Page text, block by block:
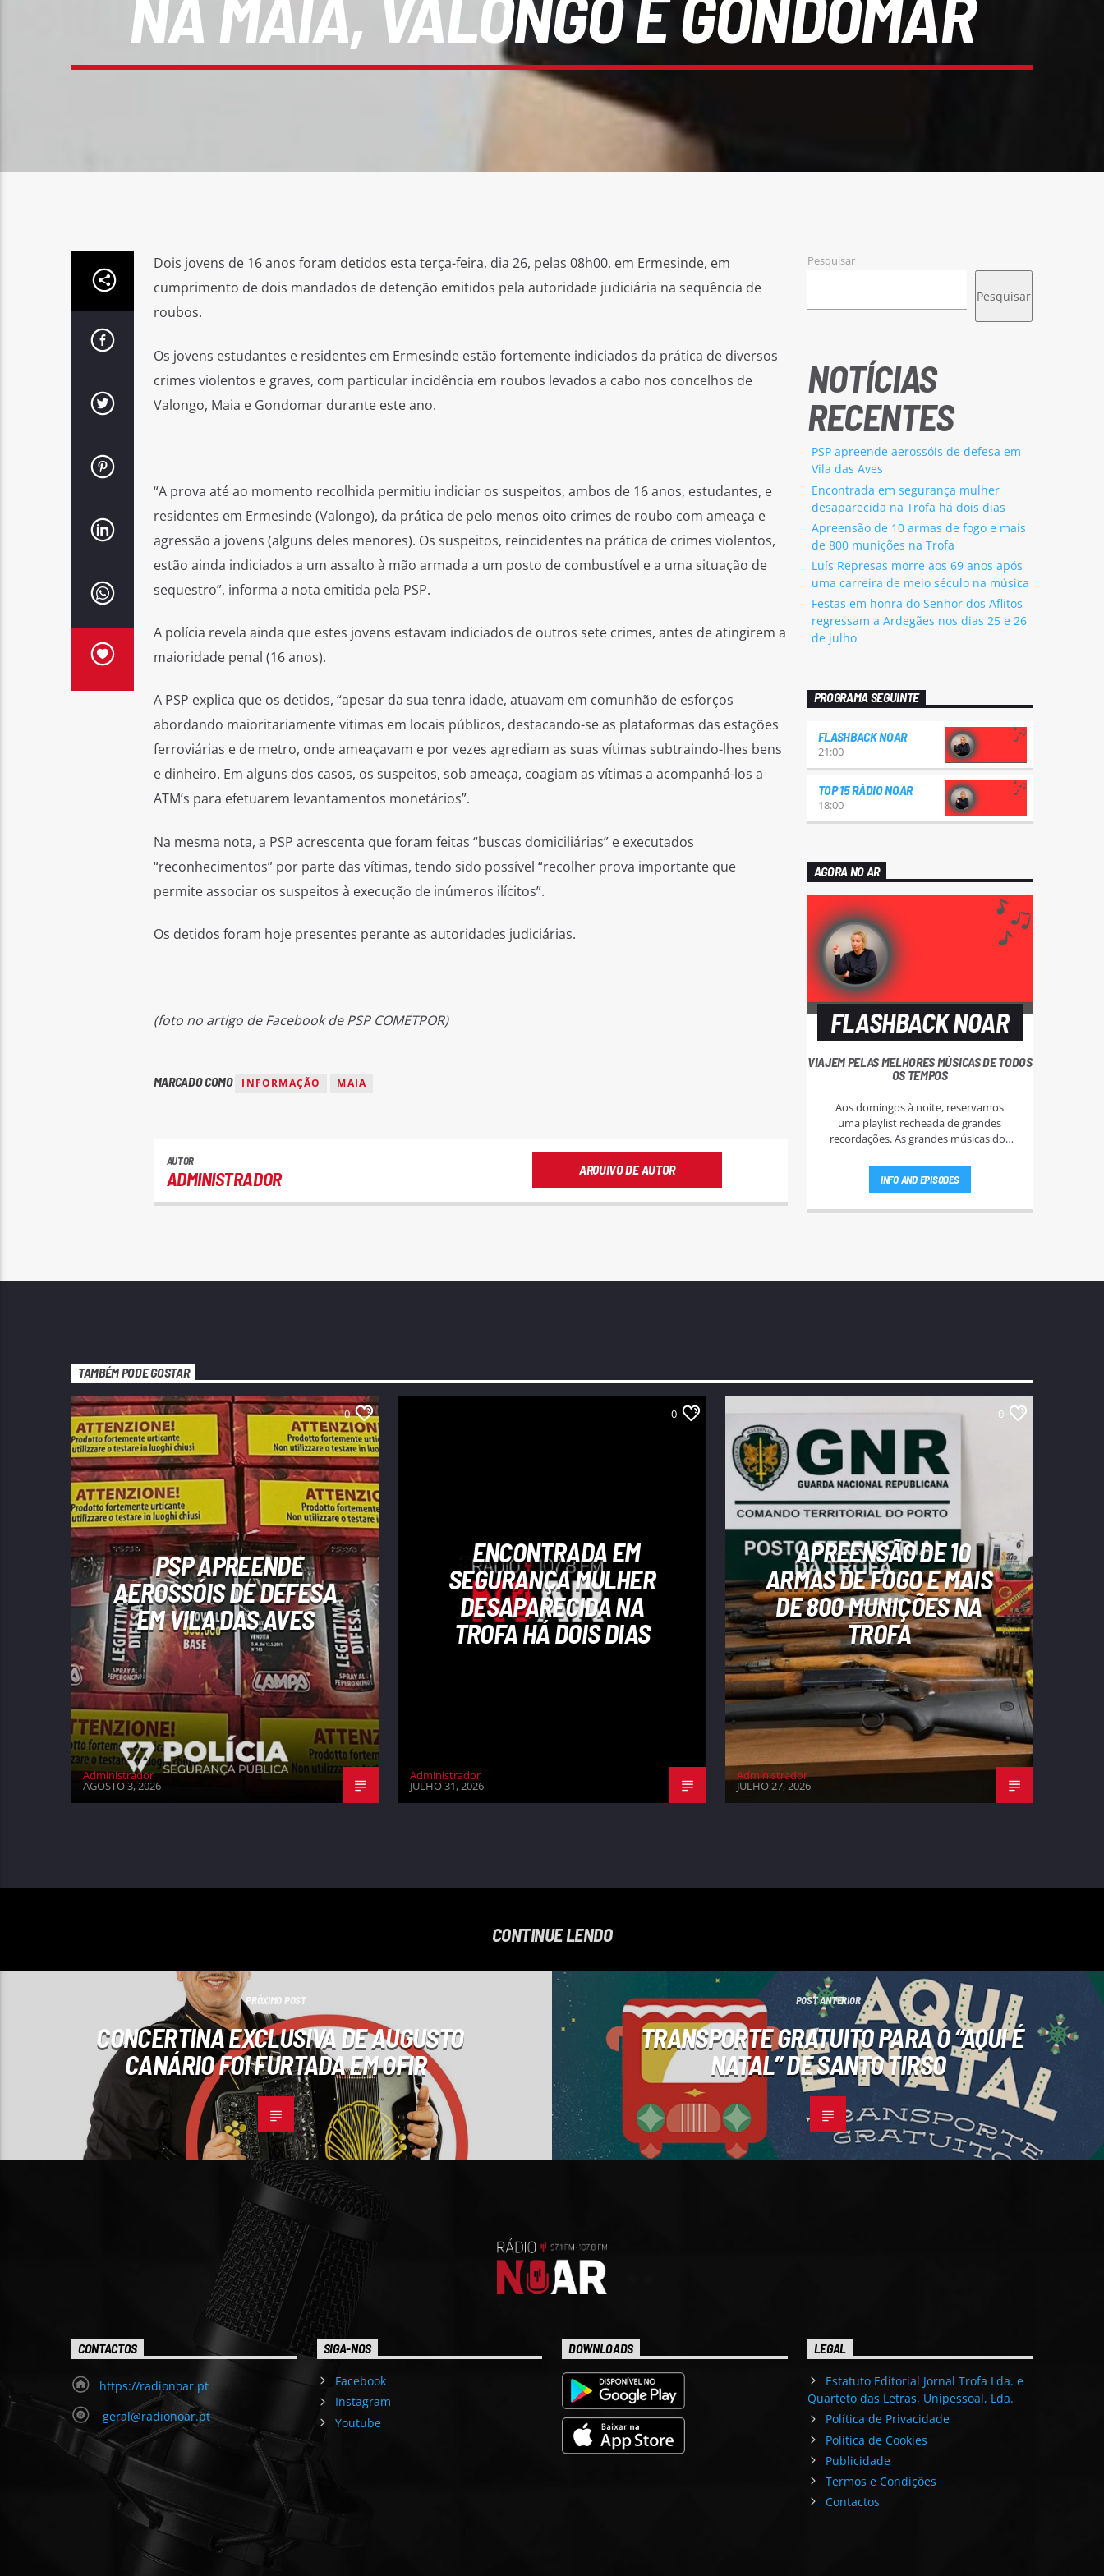
Dois jovens de 16 anos foram detidos esta terça-feira, dia 26, pelas 08h00, em Ermesinde, em
cumprimento de dois mandados de detenção emitidos pela autoridade judiciária na sequência de
roubos.
Os jovens estudantes e residentes em Ermesinde estão fortemente indiciados da prática de diversos
crimes violentos e graves, com particular incidência em roubos levados a cabo nos concelhos de
Valongo, Maia e Gondomar durante este ano.
“A prova até ao momento recolhida permitiu indiciar os suspeitos, ambos de 16 anos, estudantes, e
residentes em Ermesinde (Valongo), da prática de pelo menos oito crimes de roubo com ameaça e
agressão a jovens (alguns deles menores). Os suspeitos, reincidentes na prática de crimes violentos,
estão ainda indiciados a um assalto à mão armada a um posto de combustível e a uma situação de
sequestro”, informa a nota emitida pela PSP.
A polícia revela ainda que estes jovens estavam indiciados de outros sete crimes, antes de atingirem a
maioridade penal (16 anos).
A PSP explica que os detidos, “apesar da sua tenra idade, atuavam em comunhão de esforços
abordando maioritariamente vitimas em locais públicos, destacando-se as plataformas das estações
ferroviárias e de metro, onde ameaçavam e por vezes agrediam as suas vítimas subtraindo-lhes bens
e dinheiro. Em alguns dos casos, os suspeitos, sob ameaça, coagiam as vítimas a acompanhá-los a
ATM’s para efetuarem levantamentos monetários”.
Na mesma nota, a PSP acrescenta que foram feitas “buscas domiciliárias” e executados
“reconhecimentos” por parte das vítimas, tendo sido possível “recolher prova importante que
permite associar os suspeitos à execução de inúmeros ilícitos”.
Os detidos foram hoje presentes perante as autoridades judiciárias.
(foto no artigo de Facebook de PSP COMETPOR)
MARCADO COMO INFORMAÇÃO MAIA
AUTOR
ADMINISTRADOR ARQUIVO DE AUTOR
Pesquisar
Pesquisar
NOTÍCIAS
RECENTES
PSP apreende aerossóis de defesa em
Vila das Aves
Encontrada em segurança mulher
desaparecida na Trofa há dois dias
Apreensão de 10 armas de fogo e mais
de 800 munições na Trofa
Luís Represas morre aos 69 anos após
uma carreira de meio século na música
Festas em honra do Senhor dos Aflitos
regressam a Ardegães nos dias 25 e 26
de julho
PROGRAMA SEGUINTE
FLASHBACK NOAR
21:00
TOP 15 RÁDIO NOAR
18:00
AGORA NO AR
FLASHBACK NOAR
VIAJEM PELAS MELHORES MÚSICAS DE TODOS
OS TEMPOS
Aos domingos à noite, reservamos
uma playlist recheada de grandes
recordações. As grandes músicas dos
INFO AND EPISODES
TAMBÉM PODE GOSTAR
0
PSP APREENDE
AEROSSÓIS DE DEFESA
EM VILA DAS AVES
Administrador
AGOSTO 3, 2026
0
ENCONTRADA EM
SEGURANÇA MULHER
DESAPARECIDA NA
TROFA HÁ DOIS DIAS
Administrador
JULHO 31, 2026
0
APREENSÃO DE 10
ARMAS DE FOGO E MAIS
DE 800 MUNIÇÕES NA
TROFA
Administrador
JULHO 27, 2026
CONTINUE LENDO
PRÓXIMO POST
CONCERTINA EXCLUSIVA DE AUGUSTO
CANÁRIO FOI FURTADA EM OFIR
POST ANTERIOR
TRANSPORTE GRATUITO PARA O “AQUI É
NATAL” DE SANTO TIRSO
CONTACTOS
https://radionoar.pt
geral@radionoar.pt
SIGA-NOS
Facebook
Instagram
Youtube
DOWNLOADS LEGAL
Estatuto Editorial Jornal Trofa Lda. e
Quarteto das Letras, Unipessoal, Lda.
Política de Privacidade
Política de Cookies
Publicidade
Termos e Condições
Contactos